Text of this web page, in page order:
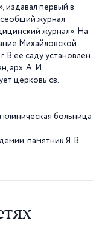
издавал первый в
журнал
журнал». На
Михайловской
. В ее саду установлен
арх. А. И.
церковь св.
клиническая больница
памятник Я. В.